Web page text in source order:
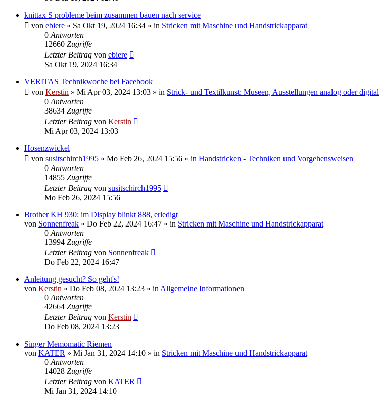
knittax S probleme beim zusammen bauen nach service
von ebiere » Sa Okt 19, 2024 16:34 » in Stricken mit Maschine und Handstrickapparat
0 Antworten
12660 Zugriffe
Letzter Beitrag von ebiere
Sa Okt 19, 2024 16:34
VERITAS Technikwoche bei Facebook
von Kerstin » Mi Apr 03, 2024 13:03 » in Strick- und Textilkunst: Museen, Ausstellungen analog oder digital
0 Antworten
38634 Zugriffe
Letzter Beitrag von Kerstin
Mi Apr 03, 2024 13:03
Hosenzwickel
von susitschirch1995 » Mo Feb 26, 2024 15:56 » in Handstricken - Techniken und Vorgehensweisen
0 Antworten
14855 Zugriffe
Letzter Beitrag von susitschirch1995
Mo Feb 26, 2024 15:56
Brother KH 930: im Display blinkt 888, erledigt
von Sonnenfreak » Do Feb 22, 2024 16:47 » in Stricken mit Maschine und Handstrickapparat
0 Antworten
13994 Zugriffe
Letzter Beitrag von Sonnenfreak
Do Feb 22, 2024 16:47
Anleitung gesucht? So geht's!
von Kerstin » Do Feb 08, 2024 13:23 » in Allgemeine Informationen
0 Antworten
42664 Zugriffe
Letzter Beitrag von Kerstin
Do Feb 08, 2024 13:23
Singer Memomatic Riemen
von KATER » Mi Jan 31, 2024 14:10 » in Stricken mit Maschine und Handstrickapparat
0 Antworten
14028 Zugriffe
Letzter Beitrag von KATER
Mi Jan 31, 2024 14:10